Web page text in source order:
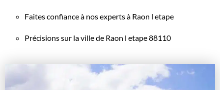
Faites confiance à nos experts à Raon l etape
Précisions sur la ville de Raon l etape 88110